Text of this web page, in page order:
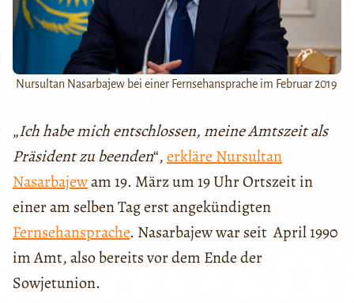
Nursultan Nasarbajew bei einer Fernsehansprache im Februar 2019
„Ich habe mich entschlossen, meine Amtszeit als
Präsident zu beenden“,erkläre Nursultan
Nasarbajewam 19. März um 19 Uhr Ortszeit in
einer am selben Tag erst angekündigten
Fernsehansprache. Nasarbajew war seit April 1990
im Amt, also bereits vor dem Ende der
Sowjetunion.